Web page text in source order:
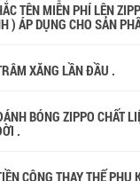
TÊN MIỄN PHÍ LÊN
) ÁP DỤNG CHO SẢN
XĂNG LẦN ĐẦU .
BÓNG ZIPPO CHẤT
.
CÔNG THAY THẾ PHỤ